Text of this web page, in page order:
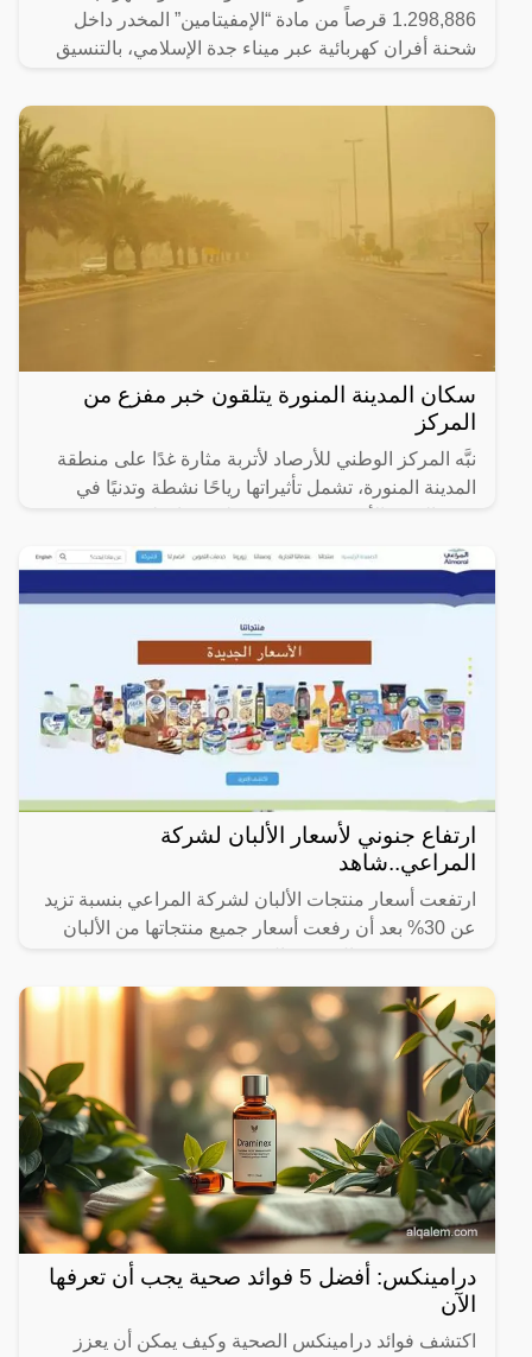
1.298,886 قرصاً من مادة “الإمفيتامين” المخدر داخل
شحنة أفران كهربائية عبر ميناء جدة الإسلامي، بالتنسيق
سكان المدينة المنورة يتلقون خبر مفزع من
المركز
نبَّه المركز الوطني للأرصاد لأتربة مثارة غدًا على منطقة
المدينة المنورة، تشمل تأثيراتها رياحًا نشطة وتدنيًا في
ارتفاع جنوني لأسعار الألبان لشركة
المراعي..شاهد
ارتفعت أسعار منتجات الألبان لشركة المراعي بنسبة تزيد
عن 30% بعد أن رفعت أسعار جميع منتجاتها من الألبان
درامينكس: أفضل 5 فوائد صحية يجب أن تعرفها
الآن
اكتشف فوائد درامينكس الصحية وكيف يمكن أن يعزز